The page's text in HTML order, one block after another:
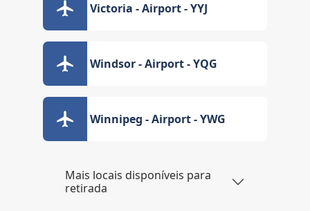
Victoria - Airport - YYJ
Windsor - Airport - YQG
Winnipeg - Airport - YWG
Mais locais disponíveis para
retirada